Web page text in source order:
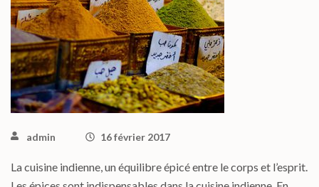
admin 16 février 2017
La cuisine indienne, un équilibre épicé entre le corps et l’esprit.